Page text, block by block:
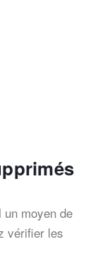
moyen de
vérifier les